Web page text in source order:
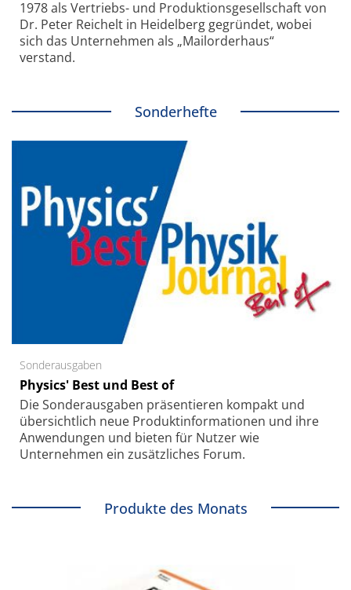
1978 als Vertriebs- und Produktionsgesellschaft von
Dr. Peter Reichelt in Heidelberg gegründet, wobei
sich das Unternehmen als „Mailorderhaus“
verstand.
Sonderhefte
Sonderausgaben
Physics' Best und Best of
Die Sonder­ausgaben präsentieren kompakt und
übersichtlich neue Produkt­informationen und ihre
Anwendungen und bieten für Nutzer wie
Unternehmen ein zusätzliches Forum.
Produkte des Monats